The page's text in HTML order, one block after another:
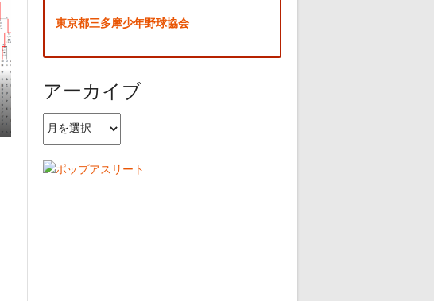
東京都三多摩少年野球協会
アーカイブ
ア
ー
イ